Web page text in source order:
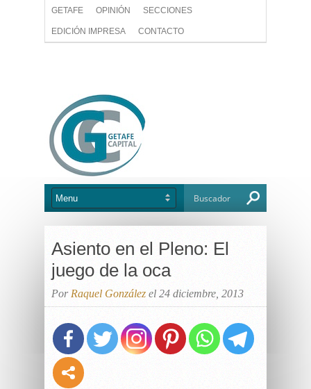
GETAFE OPINIÓN SECCIONES
EDICIÓN IMPRESA CONTACTO
Asiento en el Pleno: El
juego de la oca
Por Raquel González el 24 diciembre, 2013